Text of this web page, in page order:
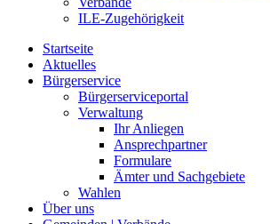
ILE-Zugehörigkeit
Startseite
Aktuelles
Bürgerservice
Bürgerserviceportal
Verwaltung
Ihr Anliegen
Ansprechpartner
Formulare
Ämter und Sachgebiete
Wahlen
Über uns